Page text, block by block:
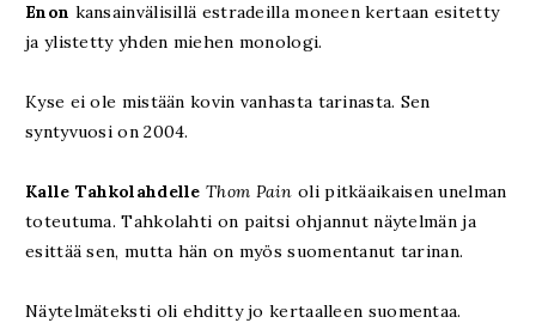
Enon kansainvälisillä estradeilla moneen kertaan esitetty
ja ylistetty yhden miehen monologi.
Kyse ei ole mistään kovin vanhasta tarinasta. Sen
syntyvuosi on 2004.
Kalle Tahkolahdelle Thom Pain oli pitkäaikaisen unelman
toteutuma. Tahkolahti on paitsi ohjannut näytelmän ja
esittää sen, mutta hän on myös suomentanut tarinan.
Näytelmäteksti oli ehditty jo kertaalleen suomentaa.